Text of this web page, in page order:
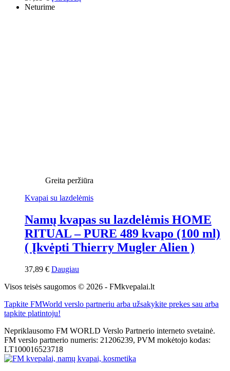
Neturime
Greita peržiūra
Kvapai su lazdelėmis
Namų kvapas su lazdelėmis HOME
RITUAL – PURE 489 kvapo (100 ml)
( Įkvėpti Thierry Mugler Alien )
37,89 € Daugiau
Visos teisės saugomos © 2026 - FMkvepalai.lt
Tapkite FMWorld verslo partneriu arba užsakykite prekes sau arba
tapkite platintoju!
Nepriklausomo FM WORLD Verslo Partnerio interneto svetainė.
FM verslo partnerio numeris: 21206239, PVM mokėtojo kodas:
LT100016523718